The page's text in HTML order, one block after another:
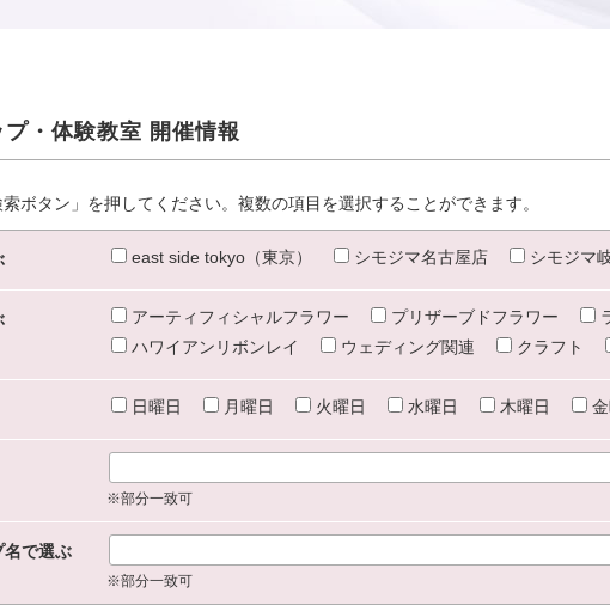
・体験教室 開催情報
ボタン」を押してください。複数の項目を選択することができます。
east side tokyo（東京） シモジマ名古屋店 シモジマ
アーティフィシャルフラワー プリザーブドフラワー
ハワイアンリボンレイ
ウェディング関連 クラフト
日曜日 月曜日 火曜日 水曜日 木曜日
※部分一致可
名で選ぶ
※部分一致可